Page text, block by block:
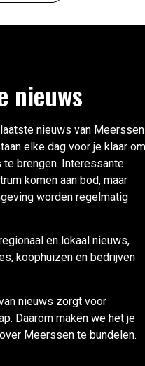
nieuws
nieuws van Meerssen
elke dag voor je klaar om
brengen. Interessante
komen aan bod, maar
worden regelmatig
en lokaal nieuws,
koophuizen en bedrijven
nieuws zorgt voor
Daarom maken we het je
Meerssen te bundelen.